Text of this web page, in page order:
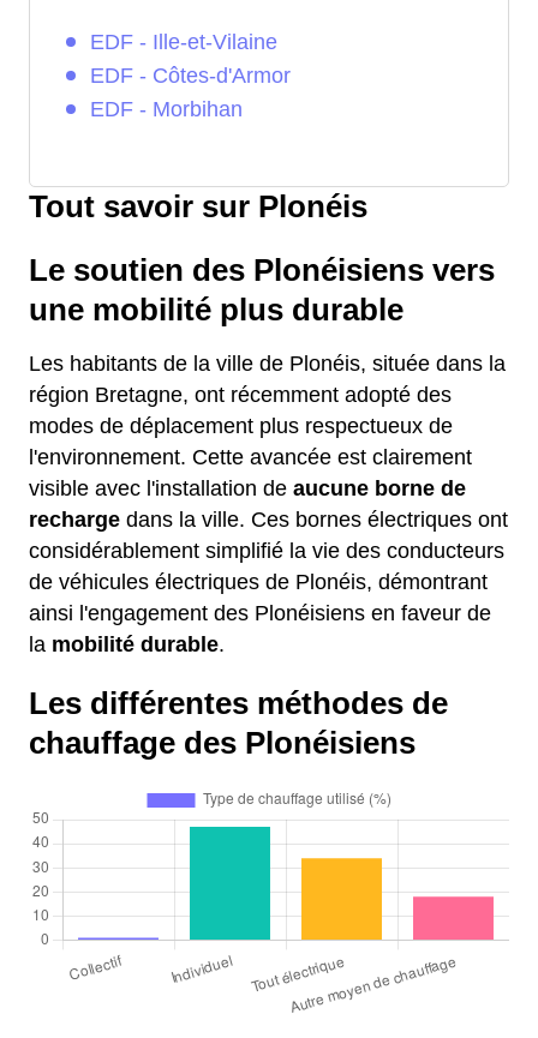
EDF - Ille-et-Vilaine
EDF - Côtes-d'Armor
EDF - Morbihan
Tout savoir sur Plonéis
Le soutien des Plonéisiens vers
une mobilité plus durable
Les habitants de la ville de Plonéis, située dans la
région Bretagne, ont récemment adopté des
modes de déplacement plus respectueux de
l'environnement. Cette avancée est clairement
visible avec l'installation de aucune borne de
recharge dans la ville. Ces bornes électriques ont
considérablement simplifié la vie des conducteurs
de véhicules électriques de Plonéis, démontrant
ainsi l'engagement des Plonéisiens en faveur de
la mobilité durable.
Les différentes méthodes de
chauffage des Plonéisiens